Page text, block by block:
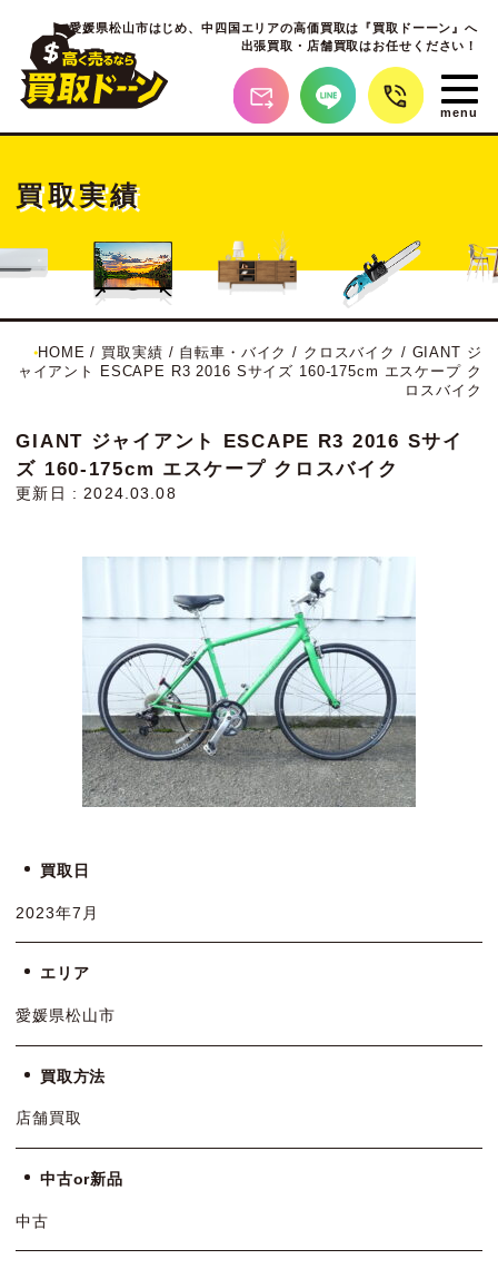
愛媛県松山市はじめ、中四国エリアの高価買取は『買取ドーーン』へ
出張買取・店舗買取はお任せください！
買取実績
HOME / 買取実績 / 自転車・バイク / クロスバイク / GIANT ジ
ャイアント ESCAPE R3 2016 Sサイズ 160-175cm エスケープ ク
ロスバイク
GIANT ジャイアント ESCAPE R3 2016 Sサイ
ズ 160-175cm エスケープ クロスバイク
更新日 : 2024.03.08
買取日
2023年7月
エリア
愛媛県松山市
買取方法
店舗買取
中古or新品
中古